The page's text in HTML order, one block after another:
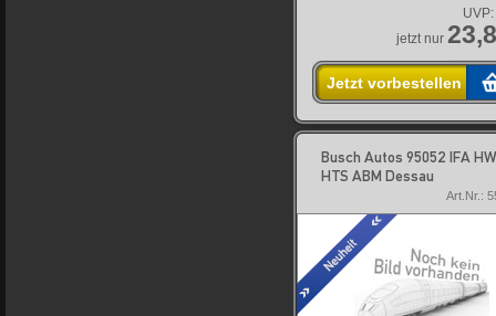
UVP:
jetzt nur
Jetzt vorbestellen
Busch Autos 95052 IFA
HTS ABM Dessau
Art.Nr.: